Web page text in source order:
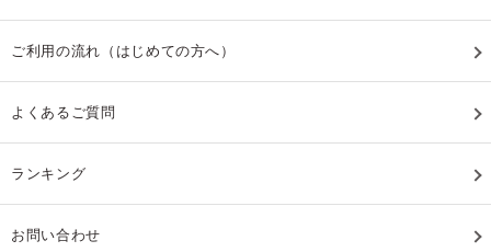
ご利用の流れ（はじめての方へ）
よくあるご質問
ランキング
お問い合わせ